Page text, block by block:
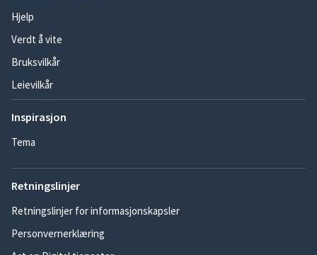
Hjelp
Verdt å vite
Bruksvilkår
Leievilkår
Inspirasjon
Tema
Retningslinjer
Retningslinjer for informasjonskapsler
Personvernerklæring